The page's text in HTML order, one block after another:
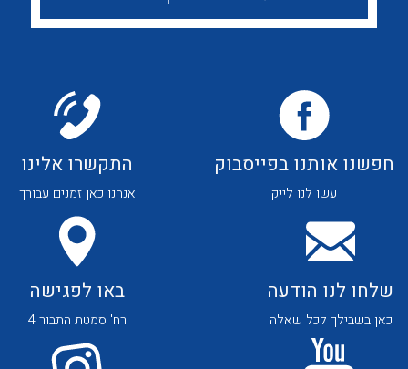
חפשנו אותנו בפייסבוק
עשו לנו לייק
התקשרו אלינו
אנחנו כאן זמנים עבורך
שלחו לנו הודעה
כאן בשבילך לכל שאלה
באו לפגישה
רח' סמטת התבור 4